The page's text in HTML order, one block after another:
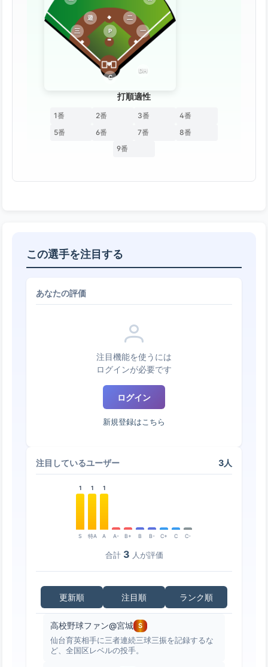
P
C
一
二
三
遊
DH
打順適性
1番 2番 3番
4番
5番
6番 7番
8番
9番
この選手を注目する
あなたの評価
注目機能を使うには
ログインが必要です
ログイン
新規登録はこちら
注目しているユーザー 3人
1
S
1
特A
1
A A- B+ B B- C+ C C-
合計 3 人が評価
更新順 注目順 ランク順
高校野球ファン@宮城 S
仙台育英相手に三者連続三球三振を記録するな
ど、全国区レベルの投手。